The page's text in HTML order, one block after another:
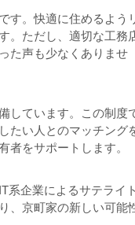
す。快適に住めるよう
。ただし、適切な工務
た声も少なくありませ
しています。この制度
たい人とのマッチング
者をサポートします。
系企業によるサテライ
、京町家の新しい可能